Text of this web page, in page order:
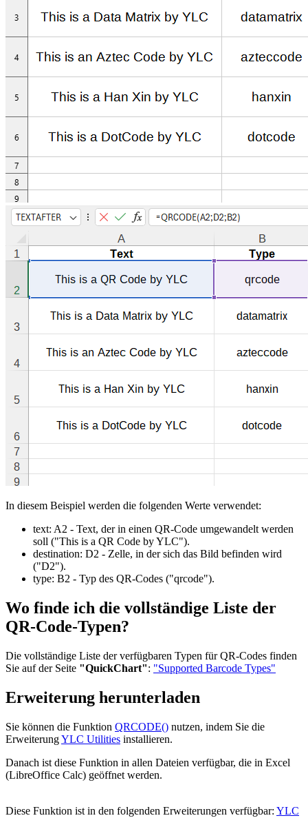
In diesem Beispiel werden die folgenden Werte verwendet:
text: A2 - Text, der in einen QR-Code umgewandelt werden
soll ("This is a QR Code by YLC").
destination: D2 - Zelle, in der sich das Bild befinden wird
("D2").
type: B2 - Typ des QR-Codes ("qrcode").
Wo finde ich die vollständige Liste der
QR-Code-Typen?
Die vollständige Liste der verfügbaren Typen für QR-Codes finden
Sie auf der Seite "QuickChart": "Supported Barcode Types"
Erweiterung herunterladen
Sie können die Funktion QRCODE() nutzen, indem Sie die
ErweiterungYLC Utilities installieren.
Danach ist diese Funktion in allen Dateien verfügbar, die in Excel
(LibreOffice Calc) geöffnet werden.
Diese Funktion ist in den folgenden Erweiterungen verfügbar: YLC